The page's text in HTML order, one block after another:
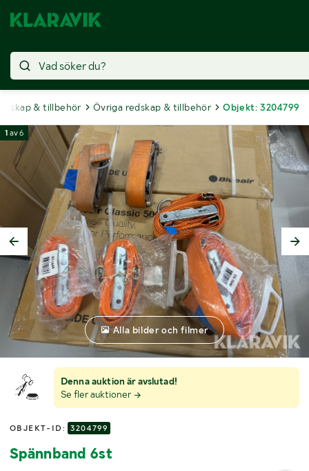
& tillbehör Övriga redskap & tillbehör Objekt: 3204799
Denna auktion är avslutad!
Se fler auktioner
OBJEKT-ID: 3204799
Spännband 6st
1 av6
Alla bilder och filmer